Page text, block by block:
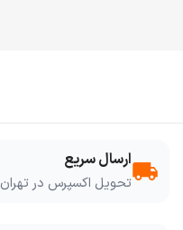
local_shippingارسال سریع
تحویل اکسپرس در تهران